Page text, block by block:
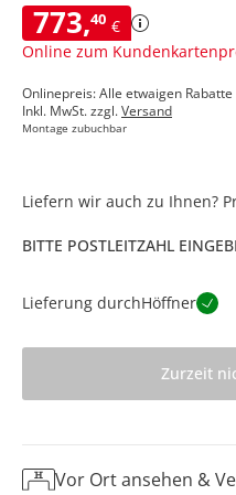
773,40 €
Online zum
Onlinepreis: Alle etwaigen
Inkl. MwSt. zzgl.Versand
Montage zubuchbar
Liefern wir auch zu Ihnen?
BITTE POSTLEITZAHL
Lieferung durchHöffner
Zurzeit
Vor Ort ansehen &